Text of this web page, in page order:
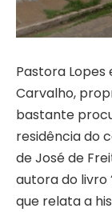
Pastora
Carvalho,
bastante
residência do
de José de
autora do livro
que relata a